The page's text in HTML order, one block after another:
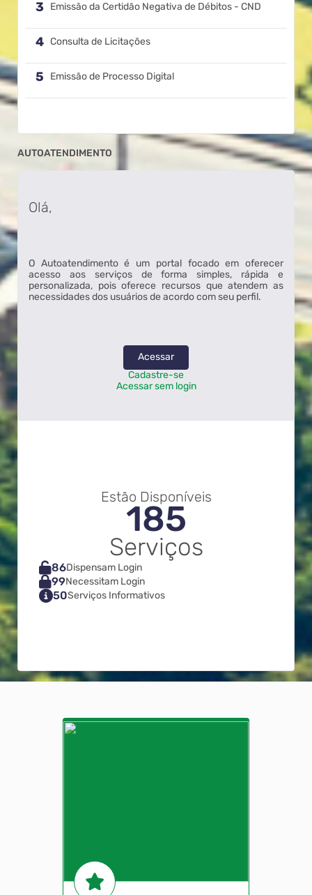
Emissão da Certidão Negativa de Débitos - CND
Consulta de Licitações
Emissão de Processo Digital
AUTOATENDIMENTO
Olá,
O Autoatendimento é um portal focado em oferecer
acesso aos serviços de forma simples, rápida e
personalizada, pois oferece recursos que atendem as
necessidades dos usuários de acordo com seu perfil.
Acessar
Cadastre-se
Acessar sem login
Estão Disponíveis
185
Serviços
86Dispensam Login
99Necessitam Login
50Serviços Informativos